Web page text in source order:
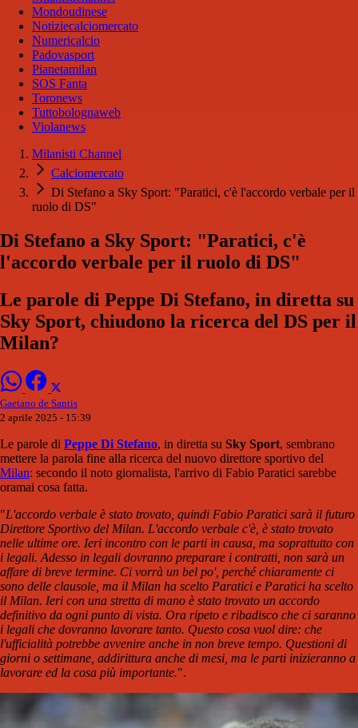
Mondoudinese
Notiziecalciomercato
Numericalcio
Padovasport
Pianetamilan
SOS Fanta
Toronews
Tuttobolognaweb
Violanews
Milanisti Channel
Calciomercato
Di Stefano a Sky Sport: "Paratici, c'è l'accordo verbale per il
ruolo di DS"
Di Stefano a Sky Sport: "Paratici, c'è
l'accordo verbale per il ruolo di DS"
Le parole di Peppe Di Stefano, in diretta su
Sky Sport, chiudono la ricerca del DS per il
Milan?
Gaetano de Santis
2 aprile 2025 - 15:39
Le parole di Peppe Di Stefano, in diretta su Sky Sport, sembrano
mettere la parola fine alla ricerca del nuovo direttore sportivo del
Milan: secondo il noto giornalista, l'arrivo di Fabio Paratici sarebbe
oramai cosa fatta.
"L'accordo verbale è stato trovato, quindi Fabio Paratici sarà il futuro
Direttore Sportivo del Milan. L'accordo verbale c'è, è stato trovato
nelle ultime ore. Ieri incontro con le parti in causa, ma soprattutto con
i legali. Adesso in legali dovranno preparare i contratti, non sarà un
affare di breve termine. Ci vorrà un bel po', perché chiaramente ci
sono delle clausole, ma il Milan ha scelto Paratici e Paratici ha scelto
il Milan. Ieri con una stretta di mano è stato trovato un accordo
definitivo da ogni punto di vista. Ora ripeto e ribadisco che ci saranno
i legali che dovranno lavorare tanto. Questo cosa vuol dire: che
l'ufficialità potrebbe avvenire anche in non breve tempo. Questioni di
giorni o settimane, addirittura anche di mesi, ma le parti inizieranno a
lavorare ed la cosa più importante.".